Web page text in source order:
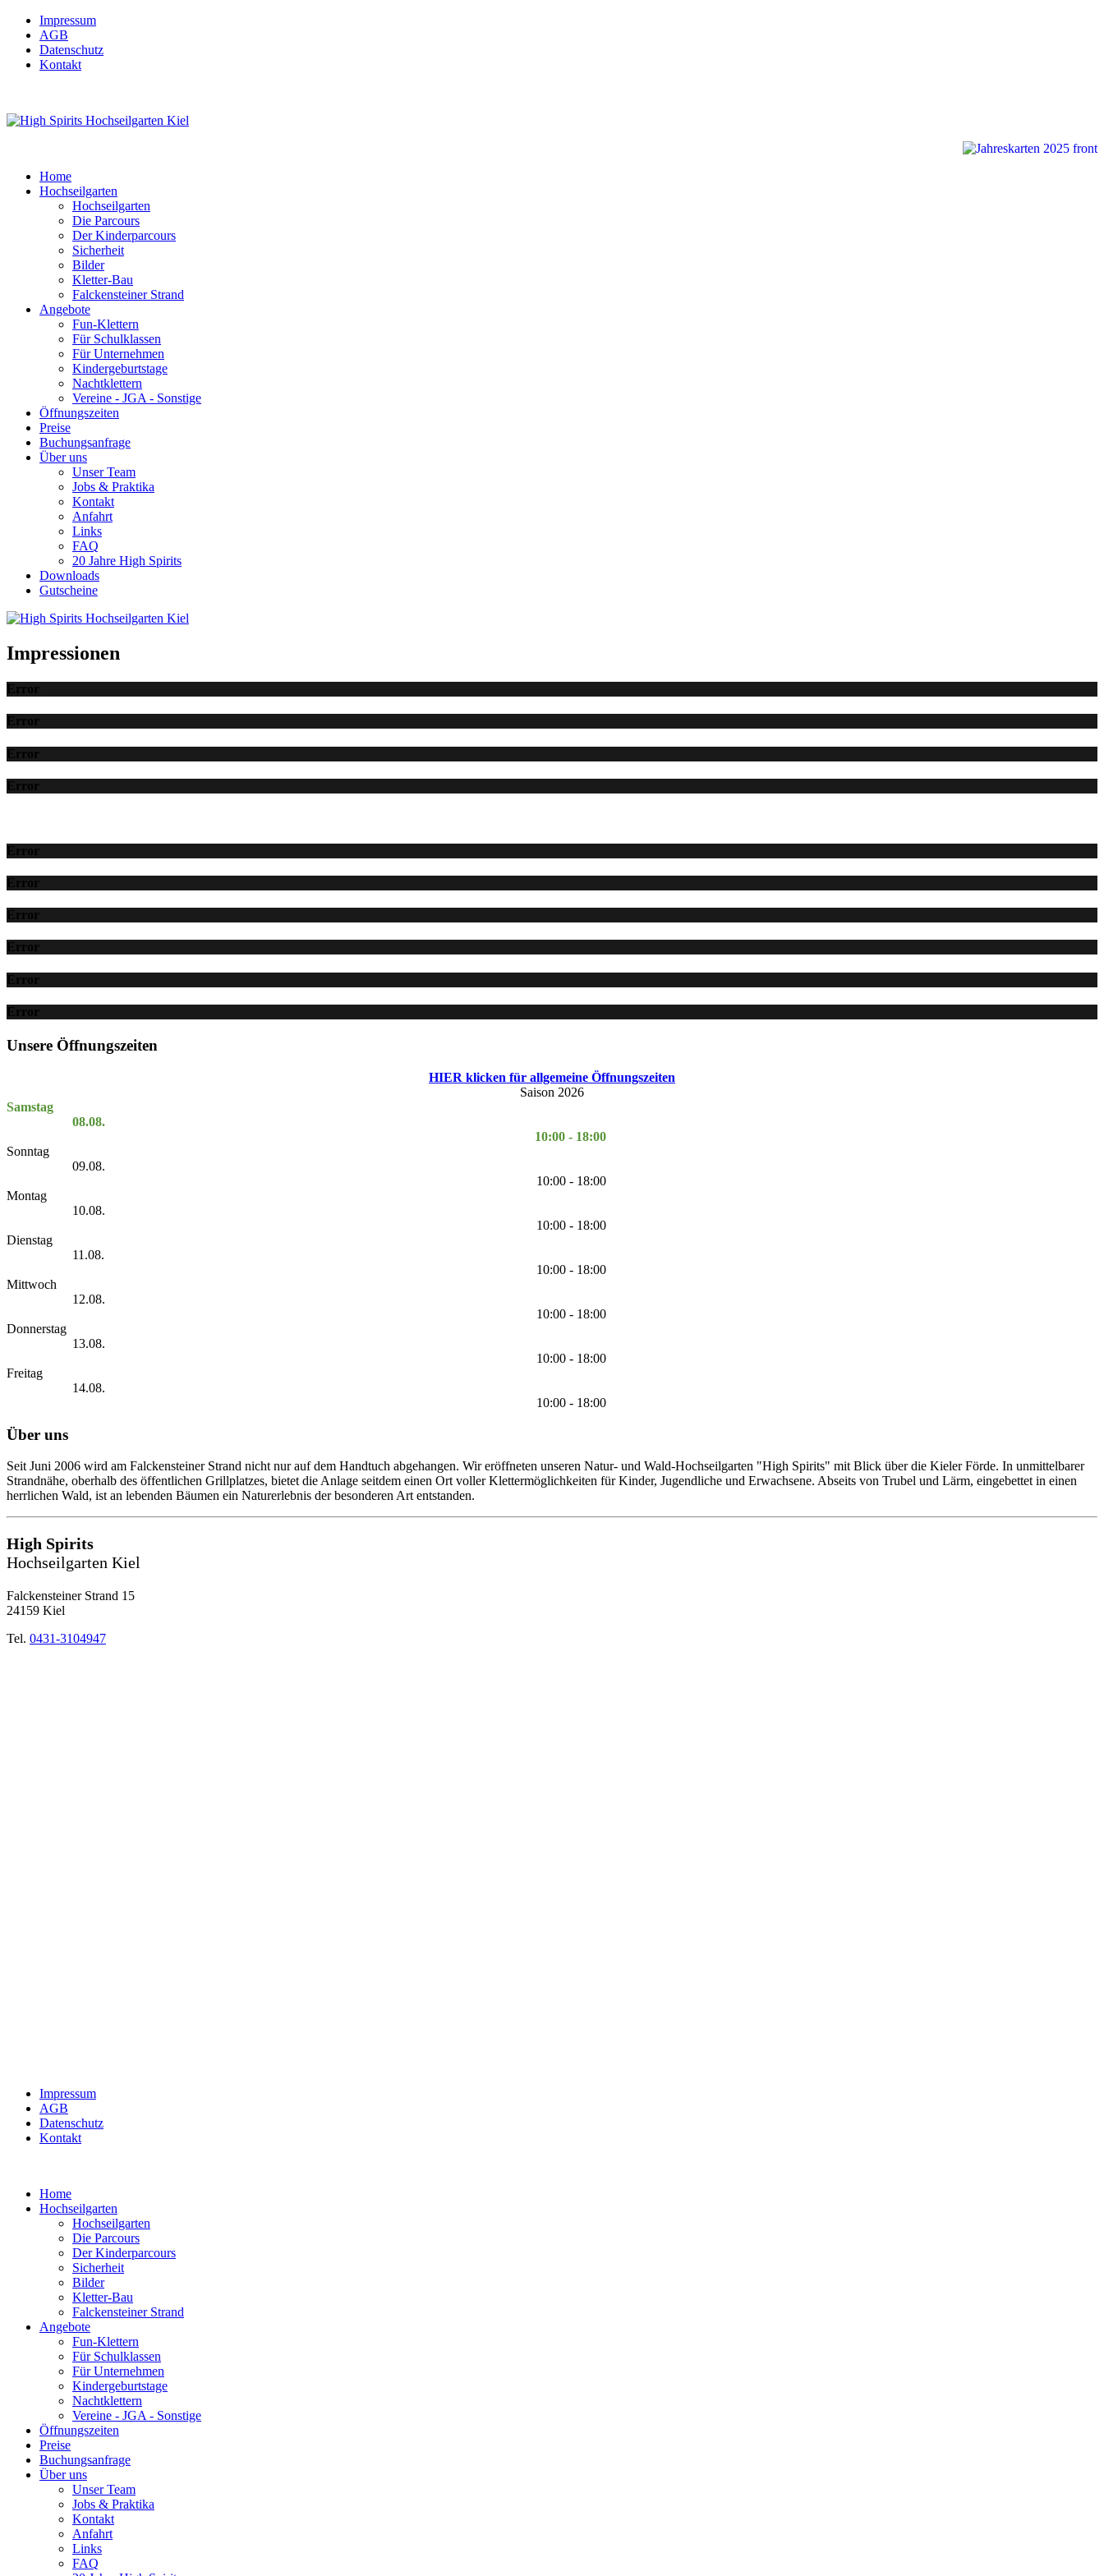
Impressum
AGB
Datenschutz
Kontakt
Home
Hochseilgarten
Hochseilgarten
Die Parcours
Der Kinderparcours
Sicherheit
Bilder
Kletter-Bau
Falckensteiner Strand
Angebote
Fun-Klettern
Für Schulklassen
Für Unternehmen
Kindergeburtstage
Nachtklettern
Vereine - JGA - Sonstige
Öffnungszeiten
Preise
Buchungsanfrage
Über uns
Unser Team
Jobs & Praktika
Kontakt
Anfahrt
Links
FAQ
20 Jahre High Spirits
Downloads
Gutscheine
Impressionen
Error
Error
Error
Error
Error
Error
Error
Error
Error
Error
Unsere Öffnungszeiten
HIER klicken für allgemeine Öffnungszeiten
Saison 2026
Samstag
08.08.
10:00 - 18:00
Sonntag
09.08.
10:00 - 18:00
Montag
10.08.
10:00 - 18:00
Dienstag
11.08.
10:00 - 18:00
Mittwoch
12.08.
10:00 - 18:00
Donnerstag
13.08.
10:00 - 18:00
Freitag
14.08.
10:00 - 18:00
Über uns
Seit Juni 2006 wird am Falckensteiner Strand nicht nur auf dem Handtuch abgehangen. Wir eröffneten unseren Natur- und Wald-Hochseilgarten "High Spirits" mit Blick über die Kieler Förde. In unmittelbarer
Strandnähe, oberhalb des öffentlichen Grillplatzes, bietet die Anlage seitdem einen Ort voller Klettermöglichkeiten für Kinder, Jugendliche und Erwachsene. Abseits von Trubel und Lärm, eingebettet in einen
herrlichen Wald, ist an lebenden Bäumen ein Naturerlebnis der besonderen Art entstanden.
High Spirits
Hochseilgarten Kiel
Falckensteiner Strand 15
24159 Kiel
Tel. 0431-3104947
Impressum
AGB
Datenschutz
Kontakt
Home
Hochseilgarten
Hochseilgarten
Die Parcours
Der Kinderparcours
Sicherheit
Bilder
Kletter-Bau
Falckensteiner Strand
Angebote
Fun-Klettern
Für Schulklassen
Für Unternehmen
Kindergeburtstage
Nachtklettern
Vereine - JGA - Sonstige
Öffnungszeiten
Preise
Buchungsanfrage
Über uns
Unser Team
Jobs & Praktika
Kontakt
Anfahrt
Links
FAQ